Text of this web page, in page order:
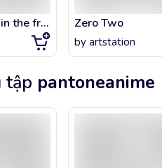
Zero two-darling in the franxx Zero Two
by artstation
tập pantoneanime